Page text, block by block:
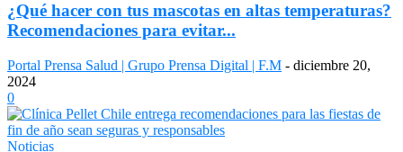
¿Qué hacer con tus mascotas en altas temperaturas?
Recomendaciones para evitar...
Portal Prensa Salud | Grupo Prensa Digital | F.M - diciembre 20,
2024
0
Noticias